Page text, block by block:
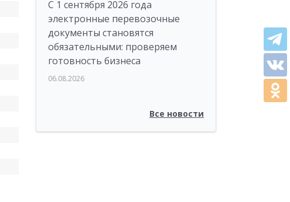
С 1 сентября 2026 года
электронные перевозочные
документы становятся
обязательными: проверяем
готовность бизнеса
06.08.2026
Все новости